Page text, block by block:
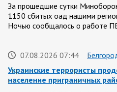
За прошедшие сутки
1150 сбитых оад нашими
Ночью сообщалось о работе
07.08.2026 07:44
Украинские террористы
население приграничных